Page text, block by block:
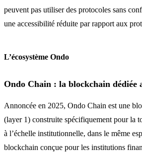
peuvent pas utiliser des protocoles sans
une accessibilité réduite par rapport aux
L’écosystème Ondo
Ondo Chain : la blockchain dédiée
Annoncée en 2025, Ondo Chain est une
(layer 1) construite spécifiquement pour la
à l’échelle institutionnelle, dans le même
blockchain conçue pour les institutions